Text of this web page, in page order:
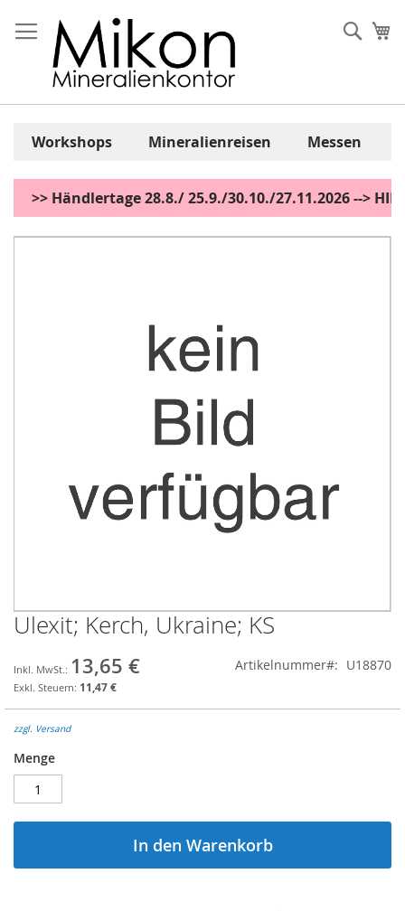
Inhalt
springen
Workshops Mineralienreisen Messen
>> Händlertage 28.8./ 25.9./30.10./27.11.2026 -->
Zum
Zum
Anfang
Bildgalerie
springen
Ulexit; Kerch, Ukraine; KS
13,65 €
11,47 €
Artikelnummer U18870
zzgl. Versand
Menge
In den Warenkorb